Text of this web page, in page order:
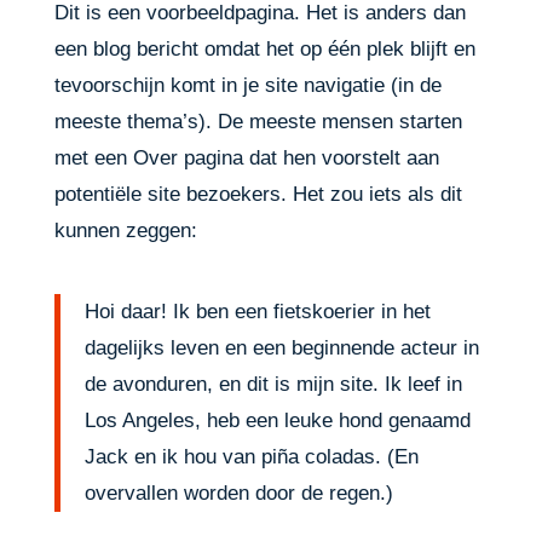
Dit is een voorbeeldpagina. Het is anders dan
een blog bericht omdat het op één plek blijft en
tevoorschijn komt in je site navigatie (in de
meeste thema’s). De meeste mensen starten
met een Over pagina dat hen voorstelt aan
potentiële site bezoekers. Het zou iets als dit
kunnen zeggen:
Hoi daar! Ik ben een fietskoerier in het
dagelijks leven en een beginnende acteur in
de avonduren, en dit is mijn site. Ik leef in
Los Angeles, heb een leuke hond genaamd
Jack en ik hou van piña coladas. (En
overvallen worden door de regen.)